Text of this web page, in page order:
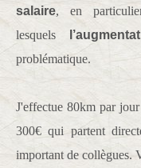
salaire, en
lesquels
problématique.
J'effectue 80km par
300€ qui partent
important de collègues.